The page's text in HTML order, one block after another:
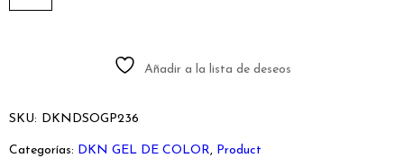
OFF
Añadir a la lista de deseos
SKU: DKNDSOGP236
Categorías: DKN GEL DE COLOR, Product